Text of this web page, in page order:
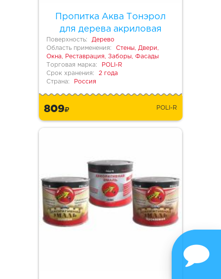
Пропитка Аква Тонэрол
для дерева акриловая
Поверхность:
Дерево
Область применения:
Стены, Двери,
Окна, Реставрация, Заборы, Фасады
Торговая марка:
POLI-R
Срок хранения:
2 года
Страна:
Россия
809 POLI-R